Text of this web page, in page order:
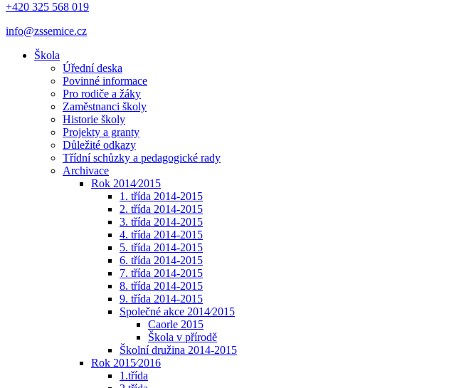
+420 325 568 019
info@zssemice.cz
Škola
Úřední deska
Povinné informace
Pro rodiče a žáky
Zaměstnanci školy
Historie školy
Projekty a granty
Důležité odkazy
Třídní schůzky a pedagogické rady
Archivace
Rok 2014⁄2015
1. třída 2014-2015
2. třída 2014-2015
3. třída 2014-2015
4. třída 2014-2015
5. třída 2014-2015
6. třída 2014-2015
7. třída 2014-2015
8. třída 2014-2015
9. třída 2014-2015
Společné akce 2014⁄2015
Caorle 2015
Škola v přírodě
Školní družina 2014-2015
Rok 2015⁄2016
1.třída